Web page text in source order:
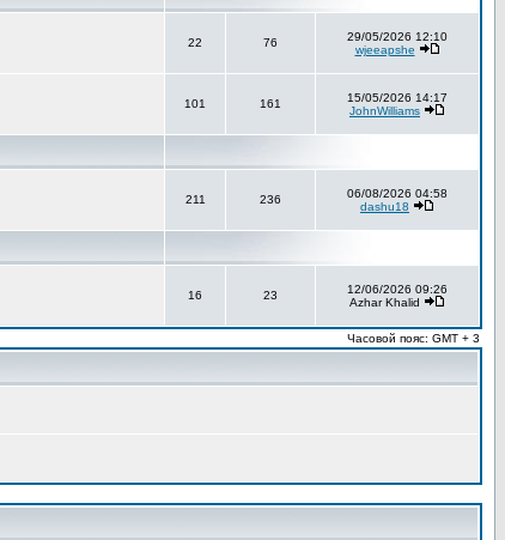
22 76
29/05/2026 12:10
wjeeapshe
101 161
15/05/2026 14:17
JohnWilliams
211 236
06/08/2026 04:58
dashu18
16 23
12/06/2026 09:26
Azhar Khalid
Часовой пояс: GMT + 3